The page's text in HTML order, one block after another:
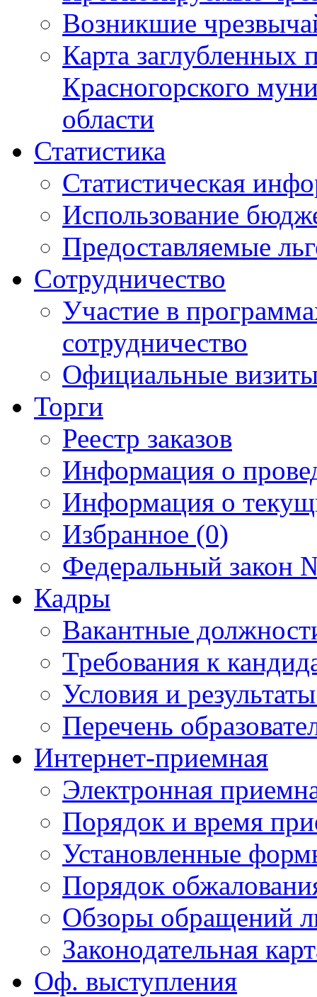
Возникшие
Карта
Красногорского
области
Статистика
Статистическая
Использование
Предоставляемые
Сотрудничество
Участие в
сотрудничество
Официальные
Торги
Реестр заказов
Информация о
Информация о
Избранное (0)
Федеральный закон
Кадры
Вакантные
Требования к
Условия и
Перечень
Интернет-приемная
Электронная
Порядок и время
Установленные
Порядок
Обзоры обращений
Законодательная
Оф. выступления